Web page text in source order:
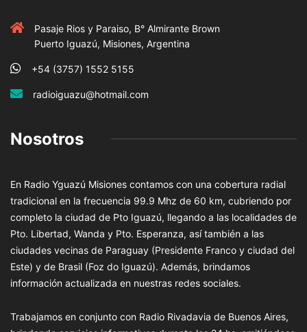
Pasaje Rios y Paraiso, B° Almirante Brown
Puerto Iguazú, Misiones, Argentina
+54 (3757) 1552 5155
radioiguazu@hotmail.com
Nosotros
En Radio Yguazú Misiones contamos con una cobertura radial
tradicional en la frecuencia 99.9 Mhz de 60 km, cubriendo por
completo la ciudad de Pto Iguazú, llegando a las localidades de
Pto. Libertad, Wanda y Pto. Esperanza, así también a las
ciudades vecinas de Paraguay (Presidente Franco y ciudad del
Este) y de Brasil (Foz do Iguazú). Además, brindamos
información actualizada en nuestras redes sociales.
Trabajamos en conjunto con Radio Rivadavia de Buenos Aires,